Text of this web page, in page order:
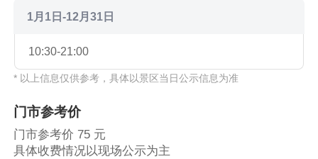
1月1日-12月31日
10:30-21:00
* 以上信息仅供参考，具体以景区当日公示信息为准
门市参考价
门市参考价 75 元
具体收费情况以现场公示为主